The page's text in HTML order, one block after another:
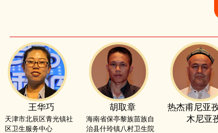
王华巧
天津市北辰区青光镇社
区卫生服务中心
胡取章
海南省保亭黎族苗族自
治县什玲镇八村卫生院
热杰甫尼亚
木尼亚